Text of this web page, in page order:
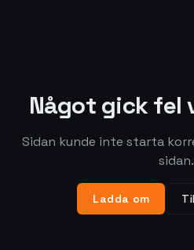
Något gick fel
Sidan kunde inte starta
sidan.
Ladda om